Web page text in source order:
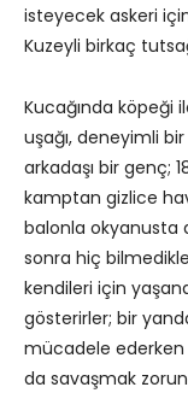
isteyecek askeri
Kuzeyli birkaç
Kucağında köpeği
uşağı, deneyimli
arkadaşı bir genç;
kamptan gizlice
balonla okyanusta
sonra hiç
kendileri için
gösterirler; bir
mücadele ederken
da savaşmak